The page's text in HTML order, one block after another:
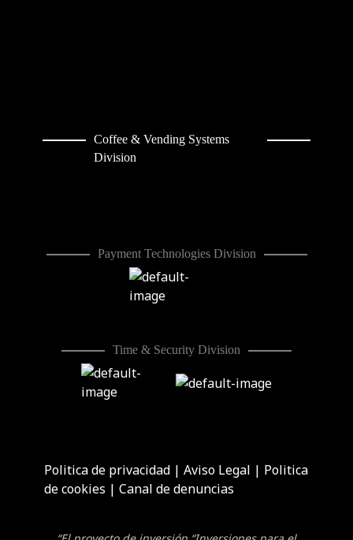
Coffee & Vending Systems
Division
Payment Technologies Division
Time & Security Division
Politica de privacidad |Aviso Legal | Politica
de cookies |Canal de denuncias